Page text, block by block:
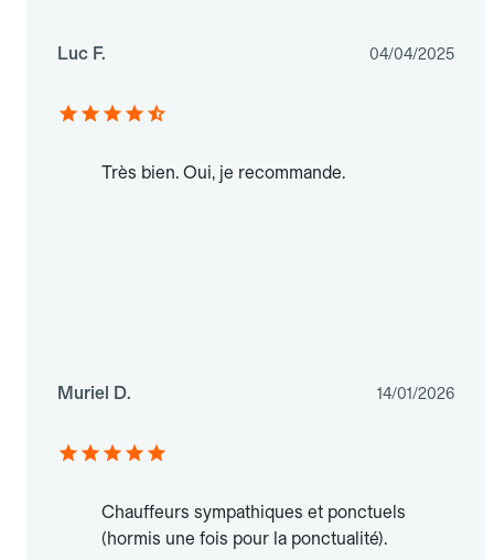
Luc F. 04/04/2025
Très bien. Oui, je recommande.
Muriel D. 14/01/2026
Chauffeurs sympathiques et ponctuels
(hormis une fois pour la ponctualité).